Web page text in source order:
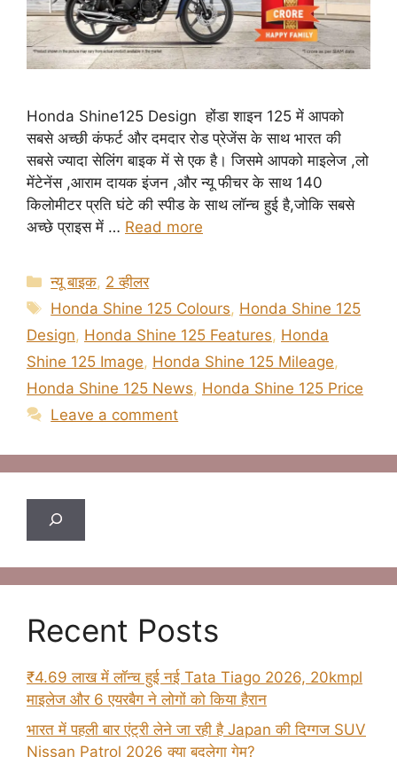
Honda Shine125 Design होंडा शाइन 125 में आपको
सबसे अच्छी कंफर्ट और दमदार रोड प्रेजेंस के साथ भारत की
सबसे ज्यादा सेलिंग बाइक में से एक है। जिसमे आपको माइलेज ,लो
मेंटेनेंस ,आराम दायक इंजन ,और न्यू फीचर के साथ 140
किलोमीटर प्रति घंटे की स्पीड के साथ लॉन्च हुई है,जोकि सबसे
अच्छे प्राइस में … Read more
Categories
न्यू बाइक, 2 व्हीलर
Tags
Honda Shine 125 Colours, Honda Shine 125
Design, Honda Shine 125 Features, Honda
Shine 125 Image, Honda Shine 125 Mileage,
Honda Shine 125 News, Honda Shine 125 Price
Leave a comment
Search
Recent Posts
₹4.69 लाख में लॉन्च हुई नई Tata Tiago 2026, 20kmpl
माइलेज और 6 एयरबैग ने लोगों को किया हैरान
भारत में पहली बार एंट्री लेने जा रही है Japan की दिग्गज SUV
Nissan Patrol 2026 क्या बदलेगा गेम?